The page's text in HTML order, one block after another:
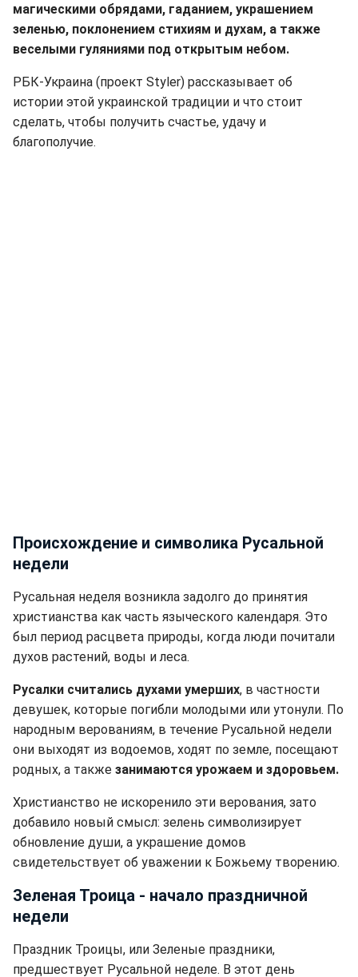
магическими обрядами, гаданием, украшением
зеленью, поклонением стихиям и духам, а также
веселыми гуляниями под открытым небом.
РБК-Украина (проект Styler) рассказывает об
истории этой украинской традиции и что стоит
сделать, чтобы получить счастье, удачу и
благополучие.
Происхождение и символика Русальной
недели
Русальная неделя возникла задолго до принятия
христианства как часть языческого календаря. Это
был период расцвета природы, когда люди почитали
духов растений, воды и леса.
Русалки считались духами умерших, в частности
девушек, которые погибли молодыми или утонули. По
народным верованиям, в течение Русальной недели
они выходят из водоемов, ходят по земле, посещают
родных, а также занимаются урожаем и здоровьем.
Христианство не искоренило эти верования, зато
добавило новый смысл: зелень символизирует
обновление души, а украшение домов
свидетельствует об уважении к Божьему творению.
Зеленая Троица - начало праздничной
недели
Праздник Троицы, или Зеленые праздники,
предшествует Русальной неделе. В этот день